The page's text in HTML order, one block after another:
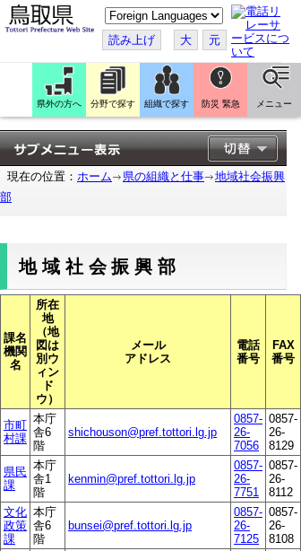
こ
の
ペ
ー
ジ
を
翻
訳
す
る
読み上げ 大 元
県外の方へ 分野で探す 組織で探す 防災 緊急 メニュー
現在の位置： ホーム 県の組織と仕事
地域社会振興
部
地域社会振興部
課名
機関
名
所在
地
（地
図は
別ウ
ィン
ド
ウ）
メール
アドレス
電話
番号
FAX
番号
市町
村課
本庁
舎6
階
shichouson@pref.tottori.lg.jp
0857-
26-
7056
0857-
26-
8129
県民
課
本庁
舎1
階
kenmin@pref.tottori.lg.jp
0857-
26-
7751
0857-
26-
8112
文化
政策
課
本庁
舎6
階
bunsei@pref.tottori.lg.jp
0857-
26-
7125
0857-
26-
8108